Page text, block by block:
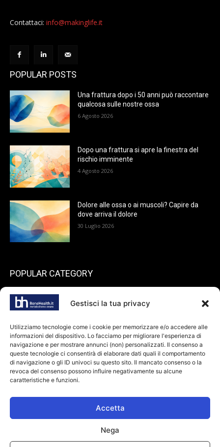
Gestisci la tua privacy
Utilizziamo tecnologie come i cookie per memorizzare e/o accedere alle
informazioni del dispositivo. Lo facciamo per migliorare l'esperienza di
navigazione e per mostrare annunci (non) personalizzati. Il consenso a
queste tecnologie ci consentirà di elaborare dati quali il comportamento
di navigazione o gli ID univoci su questo sito. Il mancato consenso o la
revoca del consenso possono influire negativamente su alcune
caratteristiche e funzioni.
Accetta
Nega
Contattaci: info@makinglife.it
POPULAR POSTS
Una frattura dopo i 50 anni può raccontare
qualcosa sulle nostre ossa
6 Agosto 2026
Dopo una frattura si apre la finestra del
rischio imminente
4 Agosto 2026
Dolore alle ossa o ai muscoli? Capire da
dove arriva il dolore
30 Luglio 2026
POPULAR CATEGORY
endocrinologia
Spazio pazienti
73
reumatologia
45
ortopedia
40
odontoiatria
36
Farmaci
34
dietologia
oncologia
24